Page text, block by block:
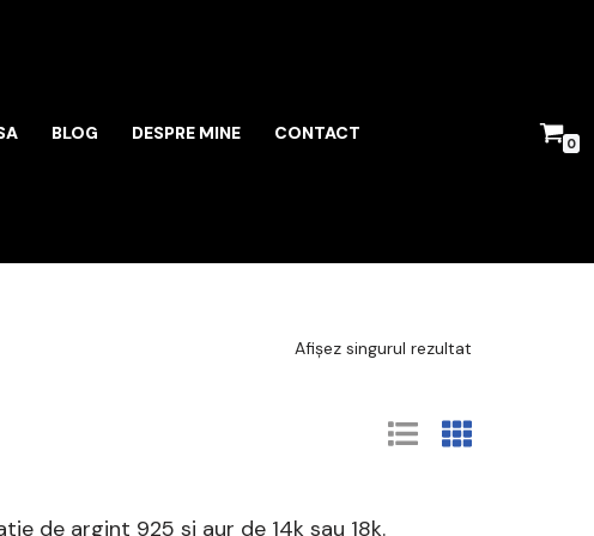
BLOG DESPRE MINE CONTACT 0
Afișez singurul rezultat
de argint 925 si aur de 14k sau 18k.